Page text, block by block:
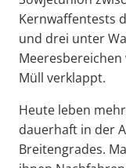
Kernwaffentests
und drei unter
Müll verklappt.
Heute leben
dauerhaft in der
Breitengrades.